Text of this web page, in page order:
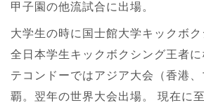
甲子園の他流試合に出場。
大学生の時に国士館大学キックボ
全日本学生キックボクシング王者に
テコンドーではアジア大会（香港
覇。翌年の世界大会出場。 現在に至